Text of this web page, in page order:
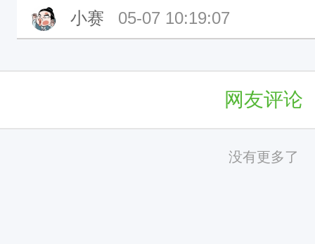
小赛
05-07 10:19:07
网友评论
没有更多了